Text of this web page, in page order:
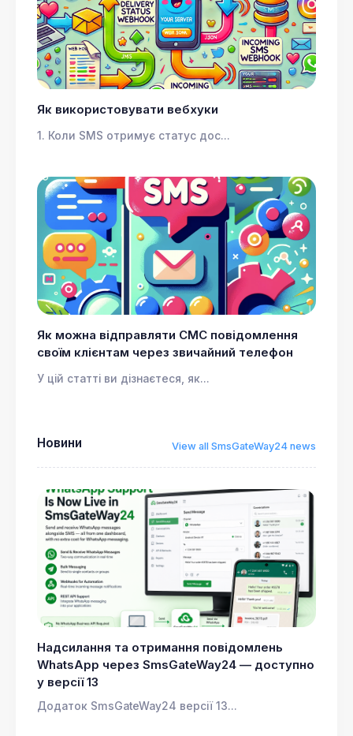
Як використовувати вебхуки
1. Коли SMS отримує статус дос...
Як можна відправляти СМС повідомлення
своїм клієнтам через звичайний телефон
У цій статті ви дізнаєтеся, як...
Новини View all SmsGateWay24 news
Надсилання та отримання повідомлень
WhatsApp через SmsGateWay24 — доступно
у версії 13
Додаток SmsGateWay24 версії 13...